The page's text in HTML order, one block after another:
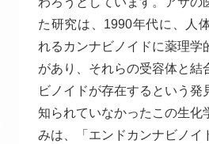
た研究は、1990年代に、人
れるカンナビノイドに薬理学
があり、それらの受容体と結
ビノイドが存在するという発
知られていなかったこの生化
みは、「エンドカンナビノイ